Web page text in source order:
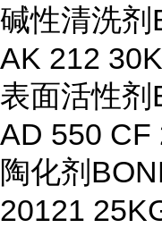
碱性清洗剂
AK 212
表面活性剂
AD 550 CF
陶化剂
20121